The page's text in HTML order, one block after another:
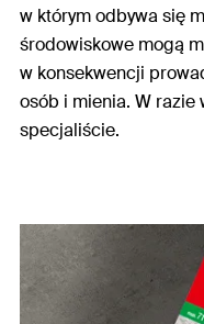
w którym odbywa się
środowiskowe mogą
w konsekwencji
osób i mienia. W
specjaliście.